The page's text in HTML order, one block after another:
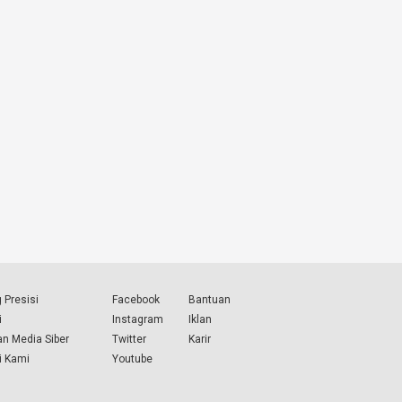
Presisi
Media Siber
Kami
Facebook
Instagram
Twitter
Youtube
Bantuan
Iklan
Karir